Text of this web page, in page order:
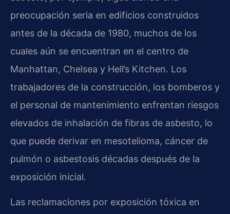
preocupación seria en edificios construidos
antes de la década de 1980, muchos de los
cuales aún se encuentran en el centro de
Manhattan, Chelsea y Hell’s Kitchen. Los
trabajadores de la construcción, los bomberos y
el personal de mantenimiento enfrentan riesgos
elevados de inhalación de fibras de asbesto, lo
que puede derivar en mesotelioma, cáncer de
pulmón o asbestosis décadas después de la
exposición inicial.
Las reclamaciones por exposición tóxica en